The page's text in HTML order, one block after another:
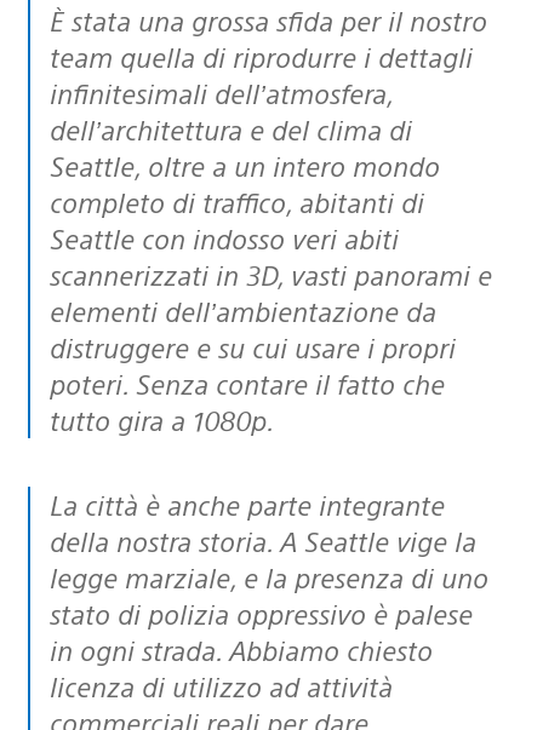
È stata una grossa sfida per il nostro
team quella di riprodurre i dettagli
infinitesimali dell’atmosfera,
dell’architettura e del clima di
Seattle, oltre a un intero mondo
completo di traffico, abitanti di
Seattle con indosso veri abiti
scannerizzati in 3D, vasti panorami e
elementi dell’ambientazione da
distruggere e su cui usare i propri
poteri. Senza contare il fatto che
tutto gira a 1080p.
La città è anche parte integrante
della nostra storia. A Seattle vige la
legge marziale, e la presenza di uno
stato di polizia oppressivo è palese
in ogni strada. Abbiamo chiesto
licenza di utilizzo ad attività
commerciali reali per dare